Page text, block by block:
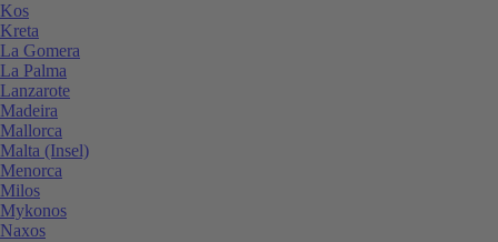
Kos
Kreta
La Gomera
La Palma
Lanzarote
Madeira
Mallorca
Malta (Insel)
Menorca
Milos
Mykonos
Naxos